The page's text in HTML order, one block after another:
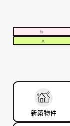
新築物件